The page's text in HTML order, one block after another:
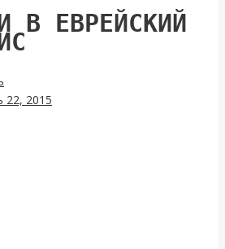
В ЕВРЕЙСКИЙ
22, 2015